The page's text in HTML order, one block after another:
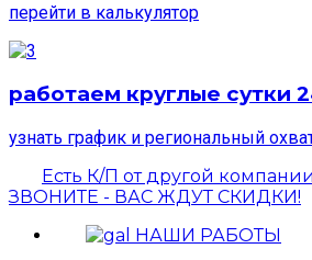
перейти в калькулятор
работаем круглые сутки
узнать график и региональный
Есть К/П от другой
ЗВОНИТЕ - ВАС ЖДУТ СКИДКИ!
НАШИ РАБОТЫ